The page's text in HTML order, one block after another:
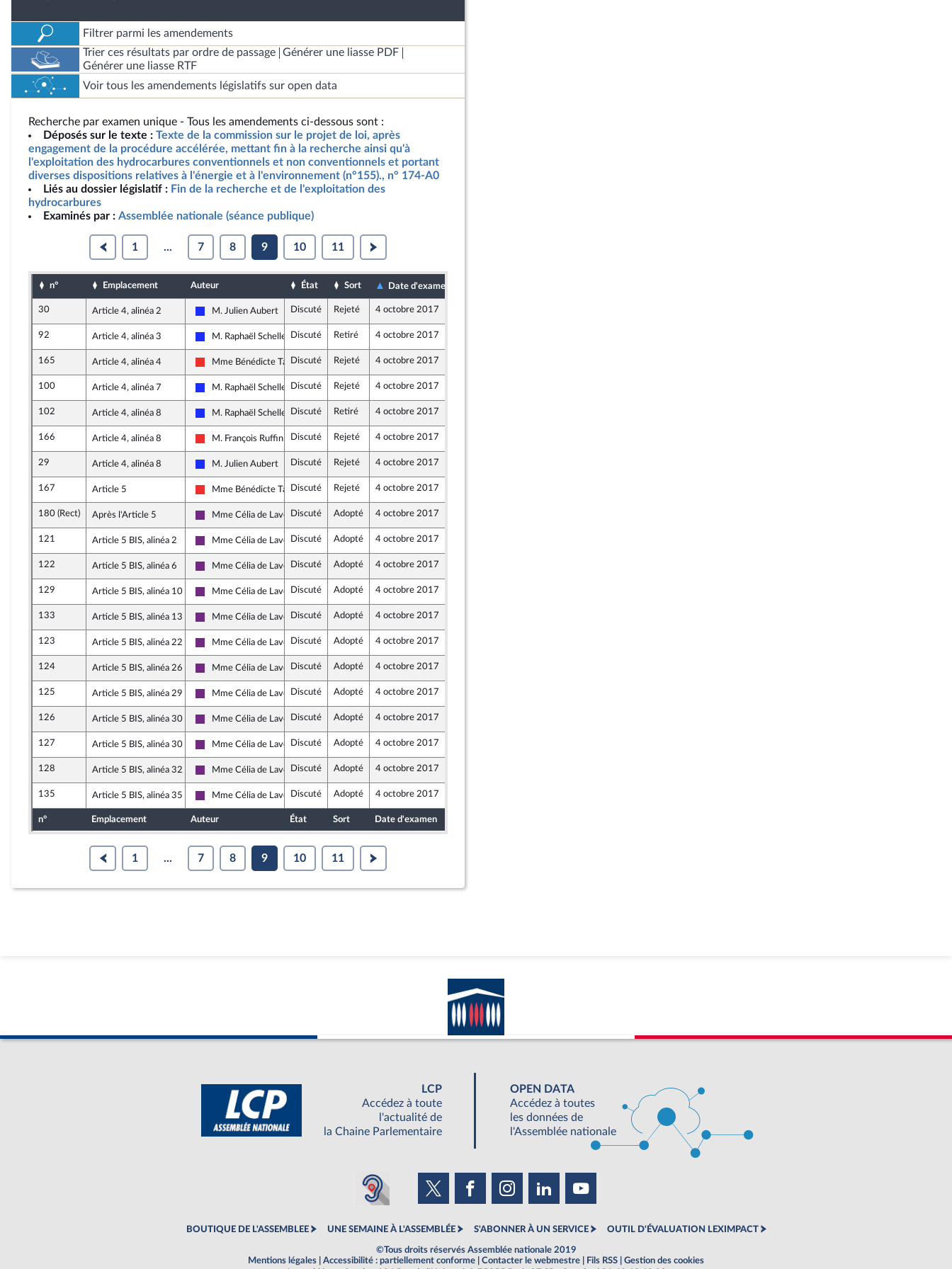
Filtrer parmi les amendements
Trier ces résultats par ordre de passage
Générer une liasse PDF
Générer une liasse RTF
Voir tous les amendements législatifs sur open data
Recherche par examen unique - Tous les amendements ci-dessous sont :
Déposés sur le texte : Texte de la commission sur le projet de loi, après
engagement de la procédure accélérée, mettant fin à la recherche ainsi qu'à
l'exploitation des hydrocarbures conventionnels et non conventionnels et portant
diverses dispositions relatives à l'énergie et à l'environnement (n°155)., n° 174-A0
Liés au dossier législatif : Fin de la recherche et de l'exploitation des
hydrocarbures
Examinés par : Assemblée nationale (séance publique)
1 ... 7 8 9 10 11
n° Emplacement Auteur État Sort Date d'examen
30 Article 4, alinéa 2
Les Républicains
M. Julien Aubert Discuté Rejeté 4 octobre 2017
92 Article 4, alinéa 3
Les Républicains
M. Raphaël Schellenberger
Discuté Retiré 4 octobre 2017
165 Article 4, alinéa 4
La France insoumise
Mme Bénédicte TaurineDiscuté Rejeté 4 octobre 2017
100 Article 4, alinéa 7
Les Républicains
M. Raphaël Schellenberger
Discuté Rejeté 4 octobre 2017
102 Article 4, alinéa 8
Les Républicains
M. Raphaël Schellenberger
Discuté Retiré 4 octobre 2017
166 Article 4, alinéa 8
La France insoumise
M. François Ruffin Discuté Rejeté 4 octobre 2017
29 Article 4, alinéa 8
Les Républicains
M. Julien Aubert Discuté Rejeté 4 octobre 2017
167 Article 5
La France insoumise
Mme Bénédicte TaurineDiscuté Rejeté 4 octobre 2017
180 (Rect) Après l'Article 5
La République en Marche
Mme Célia de LavergneDiscuté Adopté 4 octobre 2017
121 Article 5 BIS, alinéa 2
La République en Marche
Mme Célia de LavergneDiscuté Adopté 4 octobre 2017
122 Article 5 BIS, alinéa 6
La République en Marche
Mme Célia de LavergneDiscuté Adopté 4 octobre 2017
129 Article 5 BIS, alinéa 10
La République en Marche
Mme Célia de LavergneDiscuté Adopté 4 octobre 2017
133 Article 5 BIS, alinéa 13
La République en Marche
Mme Célia de LavergneDiscuté Adopté 4 octobre 2017
123 Article 5 BIS, alinéa 22
La République en Marche
Mme Célia de LavergneDiscuté Adopté 4 octobre 2017
124 Article 5 BIS, alinéa 26
La République en Marche
Mme Célia de LavergneDiscuté Adopté 4 octobre 2017
125 Article 5 BIS, alinéa 29
La République en Marche
Mme Célia de LavergneDiscuté Adopté 4 octobre 2017
126 Article 5 BIS, alinéa 30
La République en Marche
Mme Célia de LavergneDiscuté Adopté 4 octobre 2017
127 Article 5 BIS, alinéa 30
La République en Marche
Mme Célia de LavergneDiscuté Adopté 4 octobre 2017
128 Article 5 BIS, alinéa 32
La République en Marche
Mme Célia de LavergneDiscuté Adopté 4 octobre 2017
135 Article 5 BIS, alinéa 35
La République en Marche
Mme Célia de LavergneDiscuté Adopté 4 octobre 2017
n° Emplacement Auteur État Sort Date d'examen
1 ... 7 8 9 10 11
LCP
Accédez à toute
l'actualité de
la Chaine Parlementaire
OPEN DATA
Accédez à toutes
les données de
l'Assemblée nationale
BOUTIQUE DE L'ASSEMBLEE UNE SEMAINE À L'ASSEMBLÉE S'ABONNER À UN SERVICE OUTIL D'ÉVALUATION LEXIMPACT
©Tous droits réservés Assemblée nationale 2019
Mentions légales
Accessibilité : partiellement conforme Contacter le webmestre Fils RSS
Gestion des cookies